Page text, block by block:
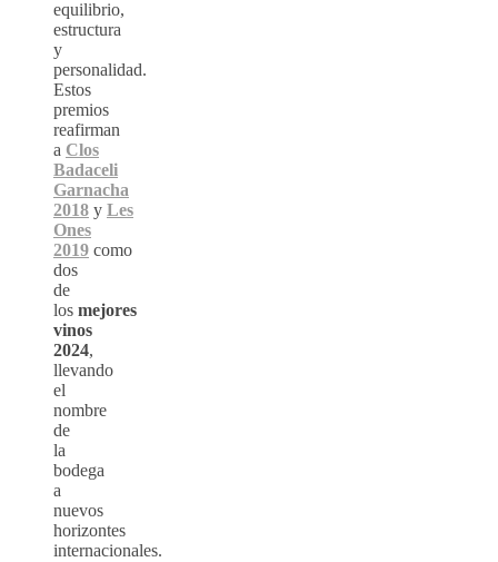
equilibrio,
estructura
y
personalidad.
Estos
premios
reafirman
a Clos
Badaceli
Garnacha
2018 y Les
Ones
2019 como
dos
de
los mejores
vinos
2024,
llevando
el
nombre
de
la
bodega
a
nuevos
horizontes
internacionales.